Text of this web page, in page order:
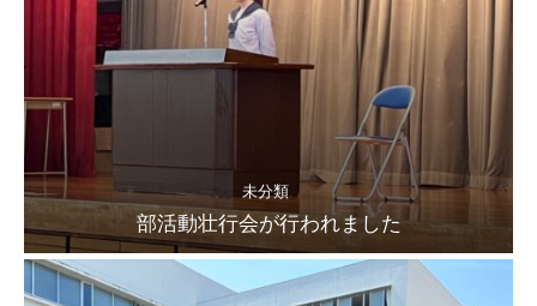
未分類
部活動壮行会が行われました